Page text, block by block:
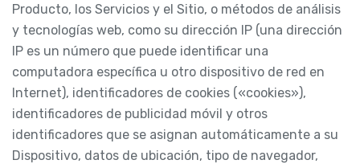
Producto, los Servicios y el Sitio, o métodos de análisis
y tecnologías web, como su dirección IP (una dirección
IP es un número que puede identificar una
computadora específica u otro dispositivo de red en
Internet), identificadores de cookies («cookies»),
identificadores de publicidad móvil y otros
identificadores que se asignan automáticamente a su
Dispositivo, datos de ubicación, tipo de navegador,